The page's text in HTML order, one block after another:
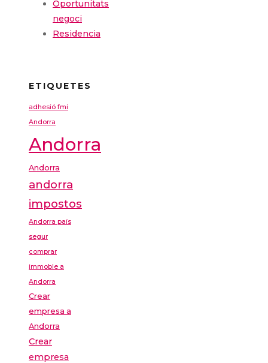
Oportunitats
negoci
Residencia
ETIQUETES
adhesió fmi
Andorra
Andorra
Andorra
andorra
impostos
Andorra país
segur
comprar
immoble a
Andorra
Crear
empresa a
Andorra
Crear
empresa